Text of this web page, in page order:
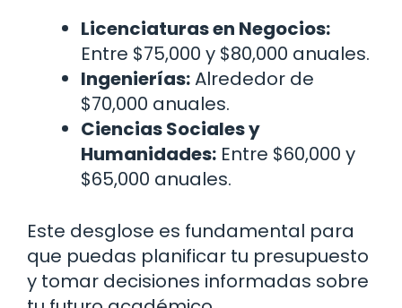
Licenciaturas en Negocios:
Entre $75,000 y $80,000 anuales.
Ingenierías:Alrededor de
$70,000 anuales.
Ciencias Sociales y
Humanidades: Entre $60,000 y
$65,000 anuales.
Este desglose es fundamental para
que puedas planificar tu presupuesto
y tomar decisiones informadas sobre